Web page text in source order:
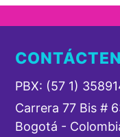
PBX: (57 1)
Carrera 77 Bis #
Bogotá -